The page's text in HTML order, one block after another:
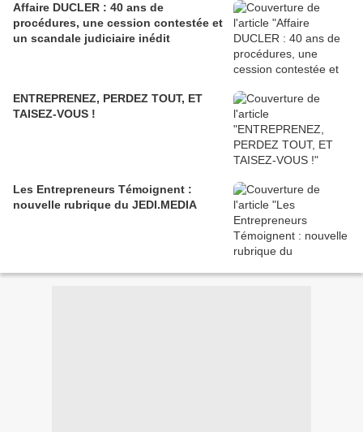
Affaire DUCLER : 40 ans de
procédures, une cession contestée et
un scandale judiciaire inédit
ENTREPRENEZ, PERDEZ TOUT, ET
TAISEZ-VOUS !
Les Entrepreneurs Témoignent :
nouvelle rubrique du JEDI.MEDIA